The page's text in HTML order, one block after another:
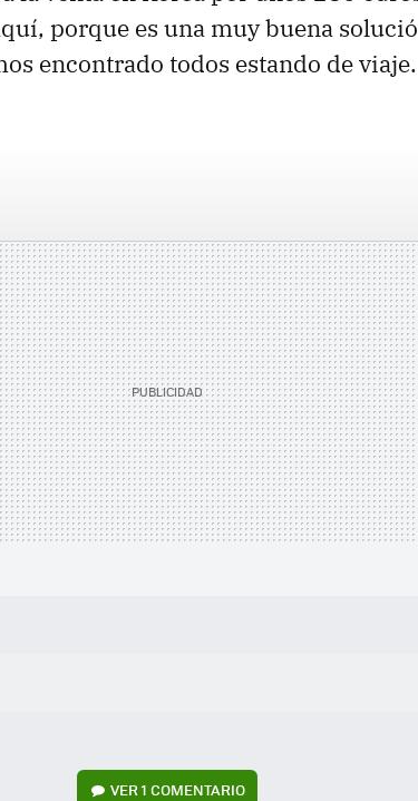
porque es una muy buena
encontrado todos estando de viaje.
VER1 COMENTARIO